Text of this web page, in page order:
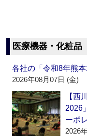
医療機器・化粧品
各社の「令和8年熊
2026年08月07日 (金)
【西
2026
ーポ
2026